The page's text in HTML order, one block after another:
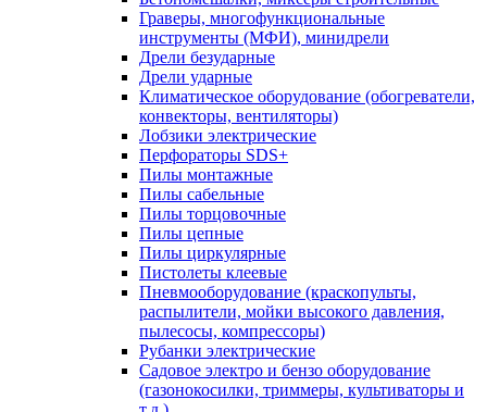
Граверы, многофункциональные
инструменты (МФИ), минидрели
Дрели безударные
Дрели ударные
Климатическое оборудование (обогреватели,
конвекторы, вентиляторы)
Лобзики электрические
Перфораторы SDS+
Пилы монтажные
Пилы сабельные
Пилы торцовочные
Пилы цепные
Пилы циркулярные
Пистолеты клеевые
Пневмооборудование (краскопульты,
распылители, мойки высокого давления,
пылесосы, компрессоры)
Рубанки электрические
Садовое электро и бензо оборудование
(газонокосилки, триммеры, культиваторы и